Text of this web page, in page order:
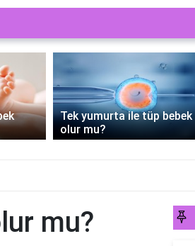
Tek yumurta ile tüp bebek
olur mu?
mu?